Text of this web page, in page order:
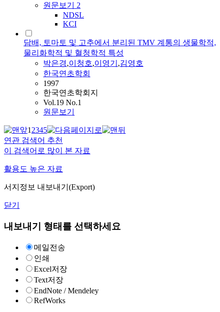
원문보기 2
NDSL
KCI
담배, 토마토 및 고추에서 분리된 TMV 계통의 생물학적,
물리화학적 및 혈청학적 특성
박은경,이청호,이영기 ,김영호
한국연초학회
1997
한국연초학회지
Vol.19 No.1
원문보기
12345
연관 검색어 추천
이 검색어로 많이 본 자료
활용도 높은 자료
서지정보 내보내기(Export)
닫기
내보내기 형태를 선택하세요
메일전송
인쇄
Excel저장
Text저장
EndNote / Mendeley
RefWorks